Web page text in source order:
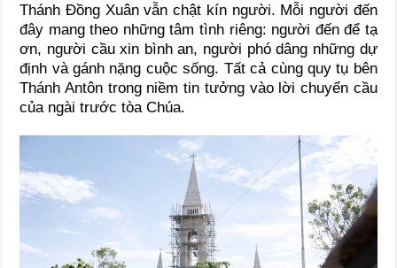
Thánh Đồng Xuân vẫn chật kín người. Mỗi người đến
đây mang theo những tâm tình riêng: người đến để tạ
ơn, người cầu xin bình an, người phó dâng những dự
định và gánh nặng cuộc sống. Tất cả cùng quy tụ bên
Thánh Antôn trong niềm tin tưởng vào lời chuyển cầu
của ngài trước tòa Chúa.